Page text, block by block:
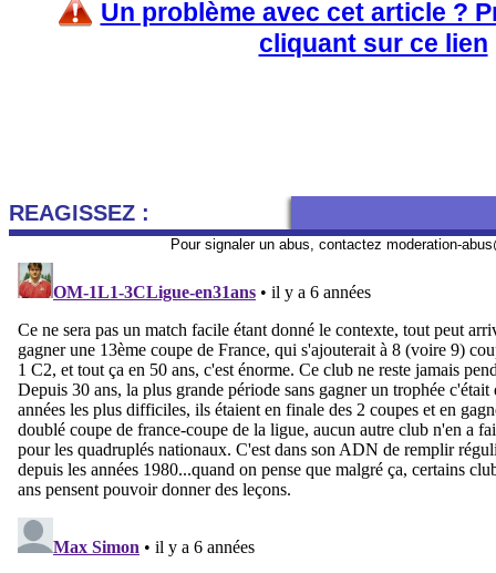
Un problème avec cet article ?
cliquant sur ce lien
REAGISSEZ :
Pour signaler un abus, contactez moderation-